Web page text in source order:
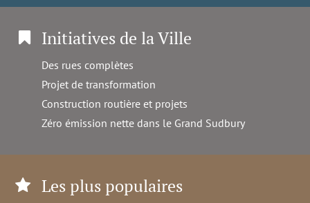
Initiatives de la Ville
Des rues complètes
Projet de transformation
Construction routière et projets
Zéro émission nette dans le Grand Sudbury
Les plus populaires